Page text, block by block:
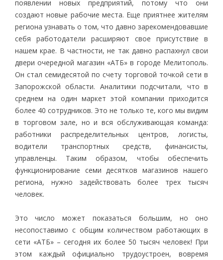
появлении новых предприятий, потому что они
создают новые рабочие места. Еще приятнее жителям
региона узнавать о том, что давно зарекомендовавшие
себя работодатели расширяют свое присутствие в
нашем крае. В частности, не так давно распахнул свои
двери очередной магазин «АТБ» в городе Мелитополь.
Он стал семидесятой по счету торговой точкой сети в
Запорожской области. Аналитики подсчитали, что в
среднем на один маркет этой компании приходится
более 40 сотрудников. Это не только те, кого мы видим
в торговом зале, но и вся обслуживающая команда:
работники распределительных центров, логисты,
водители транспортных средств, финансисты,
управленцы. Таким образом, чтобы обеспечить
функционирование семи десятков магазинов нашего
региона, нужно задействовать более трех тысяч
человек.
Это число может показаться большим, но оно
несопоставимо с общим количеством работающих в
сети «АТБ» – сегодня их более 50 тысяч человек! При
этом каждый официально трудоустроен, вовремя